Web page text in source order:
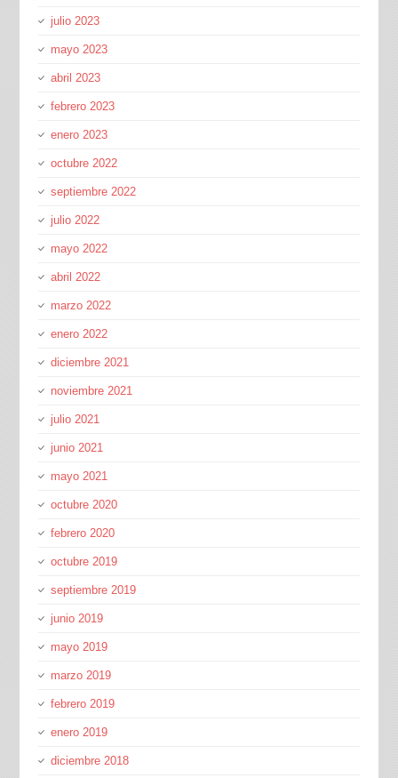
julio 2023
mayo 2023
abril 2023
febrero 2023
enero 2023
octubre 2022
septiembre 2022
julio 2022
mayo 2022
abril 2022
marzo 2022
enero 2022
diciembre 2021
noviembre 2021
julio 2021
junio 2021
mayo 2021
octubre 2020
febrero 2020
octubre 2019
septiembre 2019
junio 2019
mayo 2019
marzo 2019
febrero 2019
enero 2019
diciembre 2018